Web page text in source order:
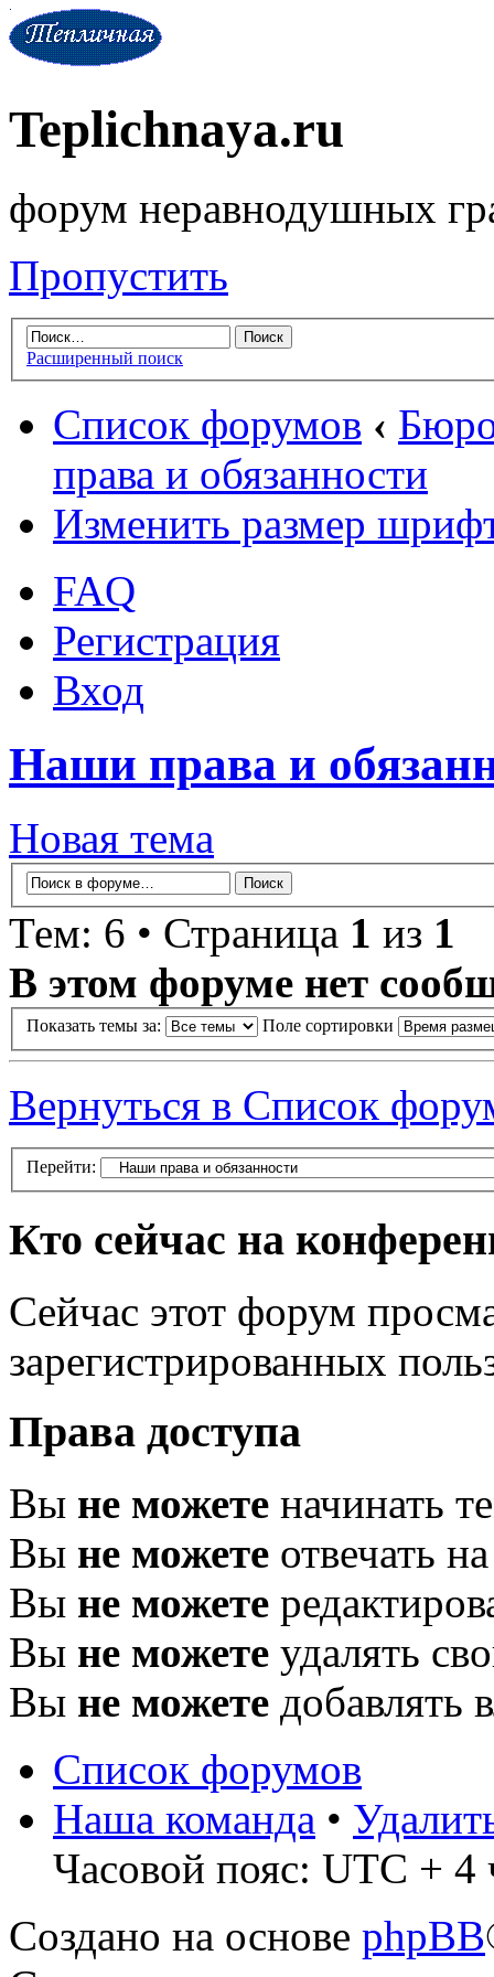
Teplichnaya.ru
форум неравнодушных
Пропустить
Расширенный поиск
Список форумов ‹
права и обязанности
Изменить размер
FAQ
Регистрация
Вход
Наши права и
Новая тема
Тем: 6 • Страница 1 из 1
В этом форуме нет
Показать темы за: Поле сортировки
Вернуться в Список
Перейти:
Кто сейчас на
Сейчас этот форум
зарегистрированных
Права доступа
Вы не можете начинать
Вы не можете отвечать
Вы не можете
Вы не можете удалять
Вы не можете добавлять
Список форумов
Наша команда •
Часовой пояс: UTC + 4
Создано на основе phpBB